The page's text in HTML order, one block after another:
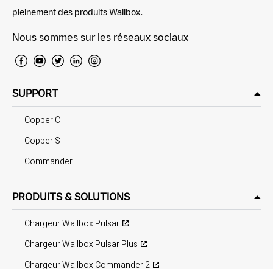
pleinement des produits Wallbox.
Nous sommes sur les réseaux sociaux
SUPPORT
Copper C
Copper S
Commander
PRODUITS & SOLUTIONS
Chargeur Wallbox Pulsar
Chargeur Wallbox Pulsar Plus
Chargeur Wallbox Commander 2